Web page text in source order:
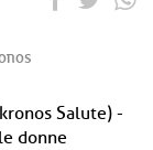
Salute) -
donne